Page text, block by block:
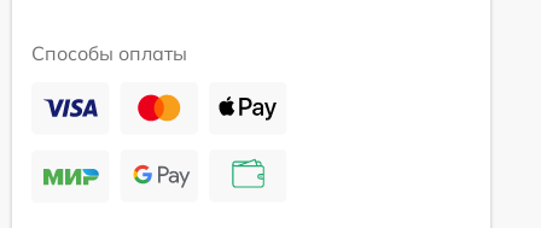
Способы оплаты